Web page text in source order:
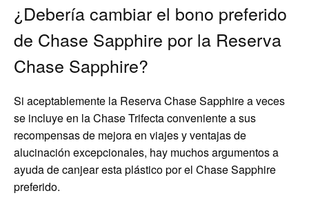
¿Debería cambiar el bono preferido
de Chase Sapphire por la Reserva
Chase Sapphire?
Si aceptablemente la Reserva Chase Sapphire a veces
se incluye en la Chase Trifecta conveniente a sus
recompensas de mejora en viajes y ventajas de
alucinación excepcionales, hay muchos argumentos a
ayuda de canjear esta plástico por el Chase Sapphire
preferido.